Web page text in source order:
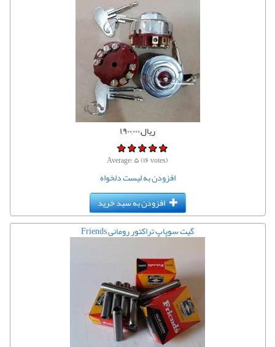
ریال,۱,۹۰۰,۰۰۰
Average:۵(۱۶votes)
افزودن به لیست دلخواه
افزودن به سبد خرید
گیت سوپاپ تراکتور رومانی Friends